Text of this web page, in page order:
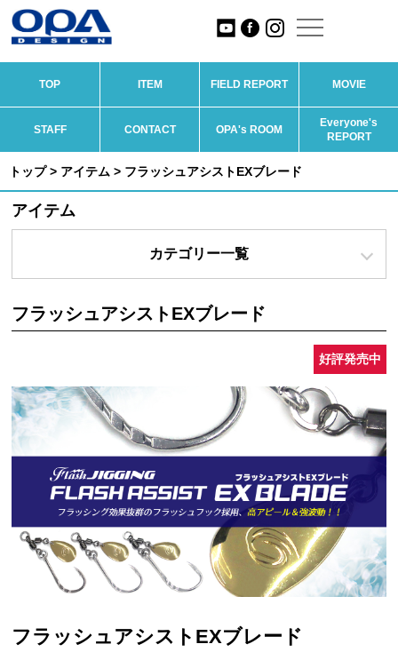
TOP ITEM FIELD REPORT MOVIE
STAFF CONTACT OPA's ROOM
Everyone's
REPORT
トップ> アイテム > フラッシュアシストEXブレード
アイテム
カテゴリー一覧
フラッシュアシストEXブレード
好評発売中
フラッシュアシストEXブレード